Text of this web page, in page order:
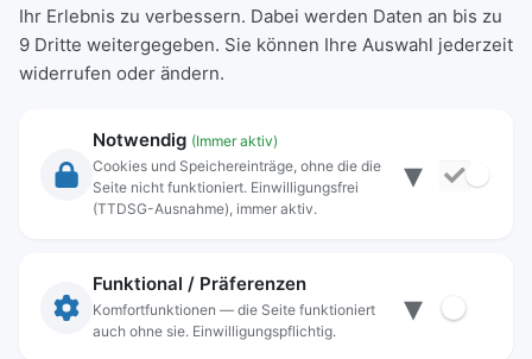
Rechtliche Angaben
Datenschutz
Anschrift
Ihr Erlebnis zu verbessern. Dabei werden Daten an bis zu
9 Dritte weitergegeben. Sie können Ihre Auswahl jederzeit
widerrufen oder ändern.
Notwendig (Immer aktiv)
Cookies und Speichereinträge, ohne die die
Seite nicht funktioniert. Einwilligungsfrei
(TTDSG-Ausnahme), immer aktiv.
▾
Funktional / Präferenzen
Komfortfunktionen — die Seite funktioniert
auch ohne sie. Einwilligungspflichtig.
▾